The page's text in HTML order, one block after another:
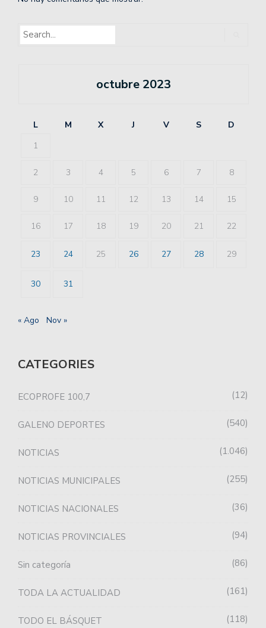
octubre 2023
L M X J V S
D
1
2 3 4 5 6 7 8
9 10 11 12 13 14 15
16 17 18 19 20 21 22
23 24 25 26 27 28 29
30 31
« Ago Nov »
CATEGORIES
ECOPROFE 100,7 12
GALENO DEPORTES 540
NOTICIAS 1.046
NOTICIAS MUNICIPALES 255
NOTICIAS NACIONALES 36
NOTICIAS PROVINCIALES 94
Sin categoría 86
TODA LA ACTUALIDAD 161
TODO EL BÁSQUET 118